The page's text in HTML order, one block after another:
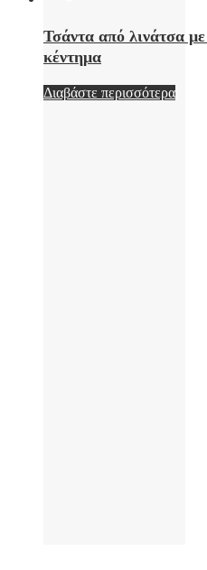
Τσάντα από λινάτσα με
κέντημα
Διαβάστε περισσότερα